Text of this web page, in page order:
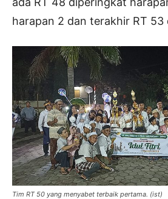
harapan 2 dan terakhir RT 53
Tim RT 50 yang menyabet terbaik pertama. (ist)